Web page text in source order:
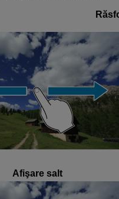
Afişare salt